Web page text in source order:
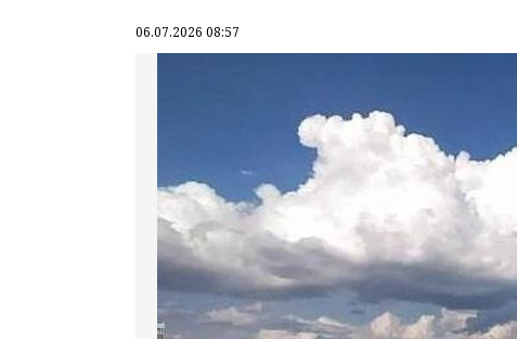
06.07.2026 08:57